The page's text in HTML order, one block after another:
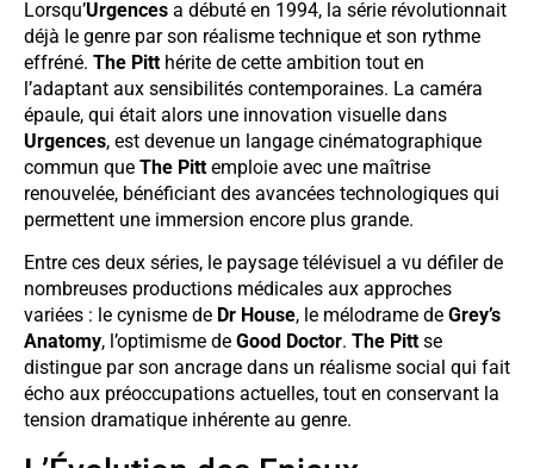
Lorsqu’Urgences a débuté en 1994, la série révolutionnait
déjà le genre par son réalisme technique et son rythme
effréné. The Pitt hérite de cette ambition tout en
l’adaptant aux sensibilités contemporaines. La caméra
épaule, qui était alors une innovation visuelle dans
Urgences, est devenue un langage cinématographique
commun que The Pitt emploie avec une maîtrise
renouvelée, bénéficiant des avancées technologiques qui
permettent une immersion encore plus grande.
Entre ces deux séries, le paysage télévisuel a vu défiler de
nombreuses productions médicales aux approches
variées : le cynisme de Dr House, le mélodrame de Grey’s
Anatomy, l’optimisme de Good Doctor. The Pitt se
distingue par son ancrage dans un réalisme social qui fait
écho aux préoccupations actuelles, tout en conservant la
tension dramatique inhérente au genre.